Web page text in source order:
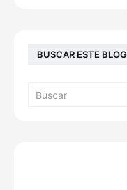
BUSCAR ESTE BLOG